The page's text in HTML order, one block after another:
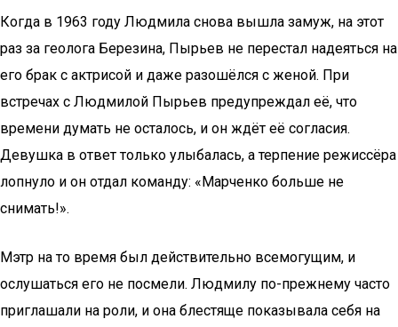
Когда в 1963 году Людмила снова вышла замуж, на этот
раз за геолога Березина, Пырьев не перестал надеяться на
его брак с актрисой и даже разошёлся с женой. При
встречах с Людмилой Пырьев предупреждал её, что
времени думать не осталось, и он ждёт её согласия.
Девушка в ответ только улыбалась, а терпение режиссёра
лопнуло и он отдал команду: «Марченко больше не
снимать!».
Мэтр на то время был действительно всемогущим, и
ослушаться его не посмели. Людмилу по-прежнему часто
приглашали на роли, и она блестяще показывала себя на